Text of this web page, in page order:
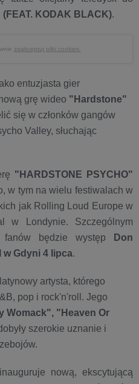
(FEAT. KODAK BLACK).
zaakceptuj pliki cookies.
entuzjasta gier
grę wideo "Hardstone"
się w członków gangów
Valley, słuchając
"HARDSTONE PSYCHO"
w tym na wielu festiwalach w
jak Rolling Loud Europe w
w Londynie. Szczególnym
fanów będzie występ
Don
w Gdyni 4 lipca.
artysta, którego
pop i rock'n'roll. Jego
Womack", "Heaven Or
szerokie uznanie i
nową, ekscytującą